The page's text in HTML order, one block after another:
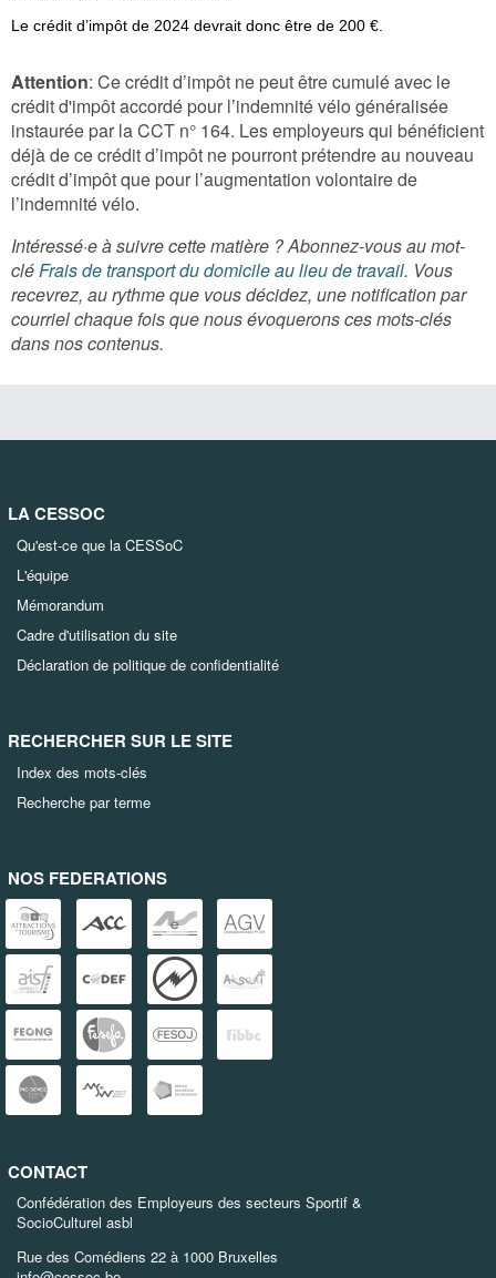
Le crédit d’impôt de 2024 devrait donc être de 200 €.
Attention: Ce crédit d’impôt ne peut être cumulé avec le
crédit d'impôt accordé pour l’indemnité vélo généralisée
instaurée par la CCT n° 164. Les employeurs qui bénéficient
déjà de ce crédit d’impôt ne pourront prétendre au nouveau
crédit d’impôt que pour l’augmentation volontaire de
l’indemnité vélo.
Intéressé·e à suivre cette matière ? Abonnez-vous au mot-
cléFrais de transport du domicile au lieu de travail. Vous
recevrez, au rythme que vous décidez, une notification par
courriel chaque fois que nous évoquerons ces mots-clés
dans nos contenus.
LA CESSOC
Qu'est-ce que la CESSoC
L'équipe
Mémorandum
Cadre d'utilisation du site
Déclaration de politique de confidentialité
RECHERCHER SUR LE SITE
Index des mots-clés
Recherche par terme
NOS FEDERATIONS
CONTACT
Confédération des Employeurs des secteurs Sportif &
SocioCulturel asbl
Rue des Comédiens 22 à 1000 Bruxelles